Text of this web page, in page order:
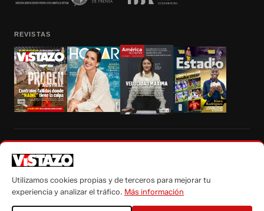
REVISTAS
autorización escrita de su titular, de todos los contenidos de Vistazo.com.
Utilizamos cookies propias y de terceros para mejorar tu
experiencia y analizar el tráfico. Más información